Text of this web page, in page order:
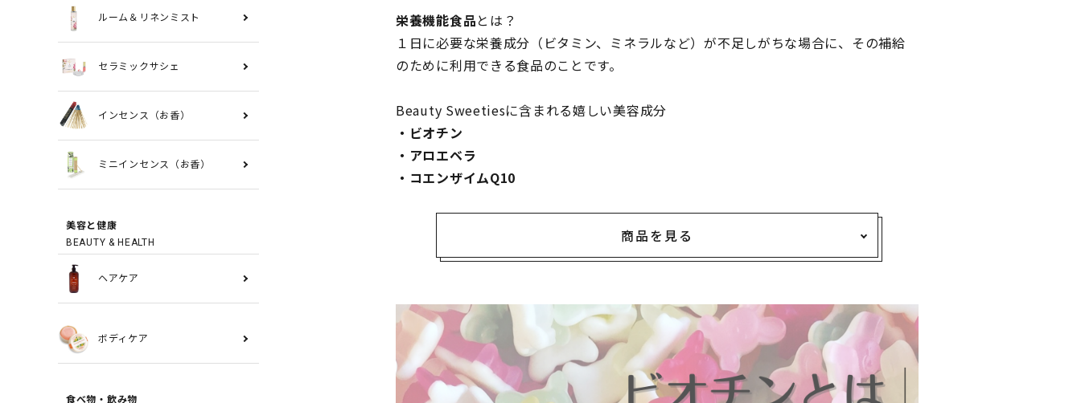
ルーム＆リネンミスト
セラミックサシェ
インセンス（お香）
ミニインセンス（お香）
美容と健康
BEAUTY & HEALTH
ヘアケア
ボディケア
食べ物・飲み物
栄養機能食品とは？
１日に必要な栄養成分（ビタミン、ミネラルなど）が不足しがちな場合に、その補給
のために利用できる食品のことです。
Beauty Sweetiesに含まれる嬉しい美容成分
・ビオチン
・アロエベラ
・コエンザイムQ10
商品を見る